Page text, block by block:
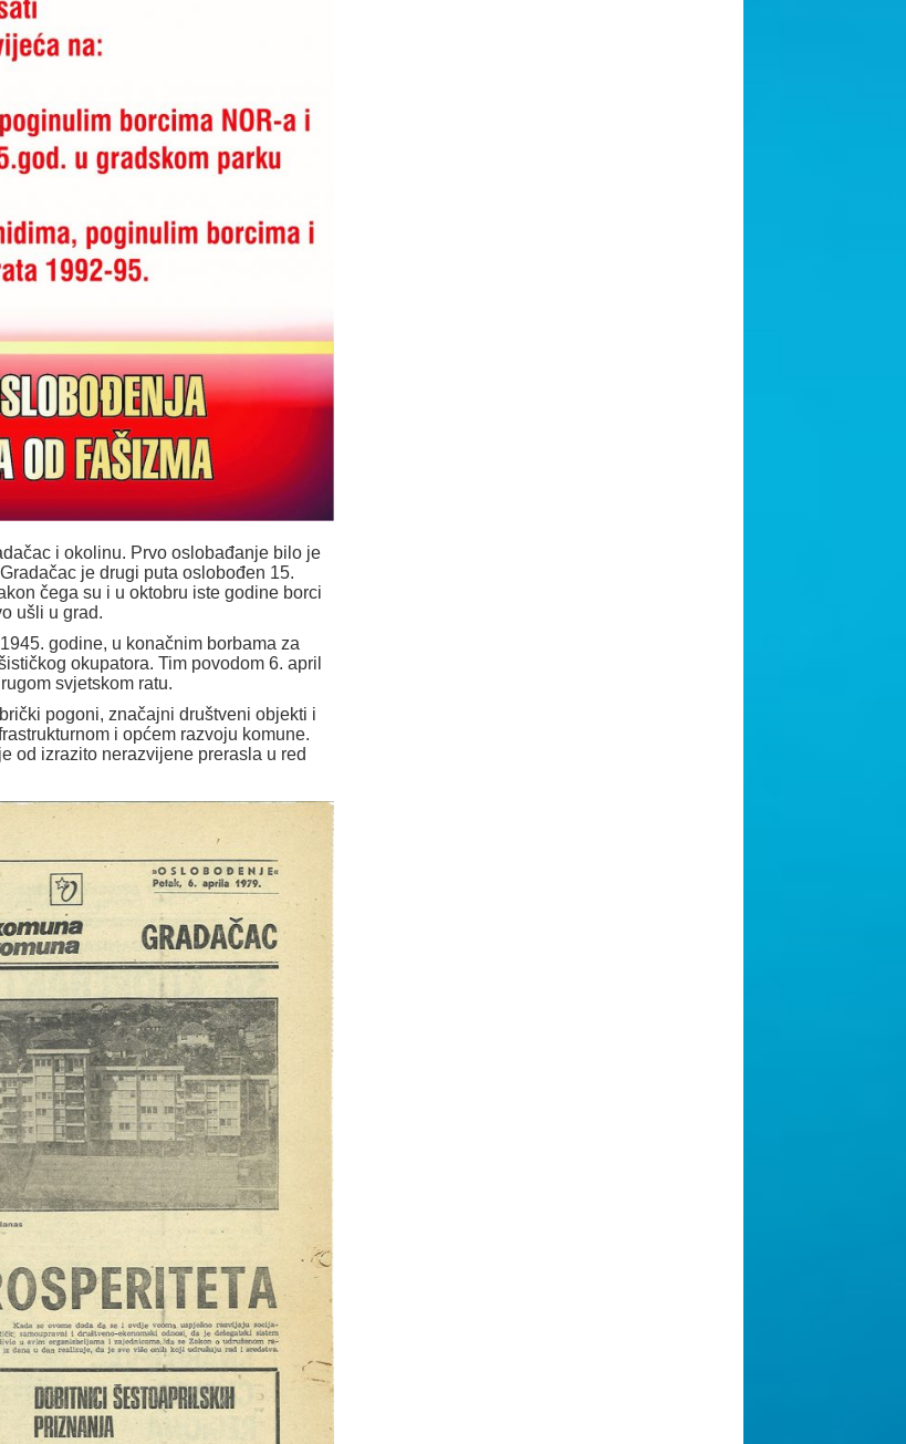
i okolinu. Prvo oslobađanje bilo je
je drugi puta oslobođen 15.
čega su i u oktobru iste godine borci
ušli u grad.
godine, u konačnim borbama za
okupatora. Tim povodom 6. april
svjetskom ratu.
pogoni, značajni društveni objekti i
i općem razvoju komune.
od izrazito nerazvijene prerasla u red